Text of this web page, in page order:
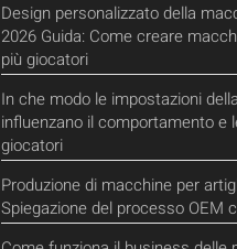
Design personalizzato della
2026 Guida: Come creare
più giocatori
In che modo le impostazioni
influenzano il comportamento e
giocatori
Produzione di macchine per
Spiegazione del processo OEM